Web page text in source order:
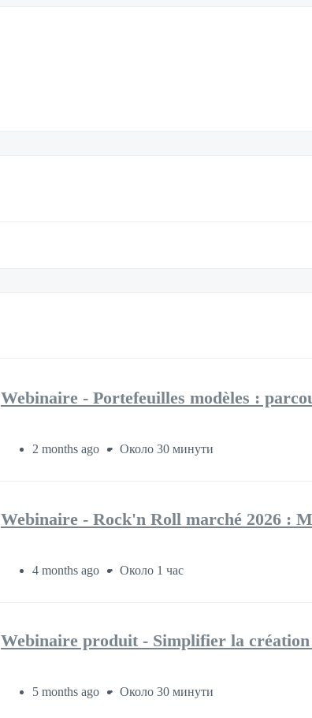
Webinaire - Portefeuilles modèles :
2 months ago Около 30 минути
Webinaire - Rock'n Roll marché 2026 :
4 months ago Около 1 час
Webinaire produit - Simplifier la
5 months ago Около 30 минути